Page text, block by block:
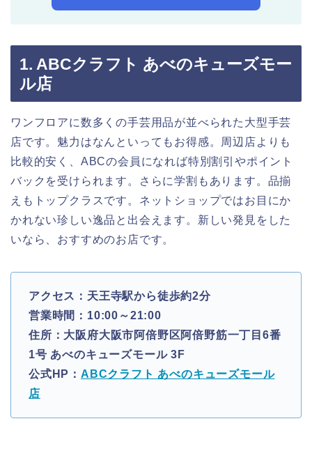
1. ABCクラフト あべのキューズモー
ル店
ワンフロアに数多くの手芸用品が並べられた大型手芸
店です。魅力はなんといってもお得感。周辺店よりも
比較的安く、ABCの会員になれば特別割引やポイント
バックを受けられます。さらに学割もあります。品揃
えもトップクラスです。ネットショップではお目にか
かれない珍しい逸品と出会えます。新しい発見をした
いなら、おすすめのお店です。
アクセス：天王寺駅から徒歩約2分
営業時間：10:00～21:00
住所：大阪府大阪市阿倍野区阿倍野筋一丁目6番
1号 あべのキューズモール 3F
公式HP： ABCクラフト あべのキューズモール
店